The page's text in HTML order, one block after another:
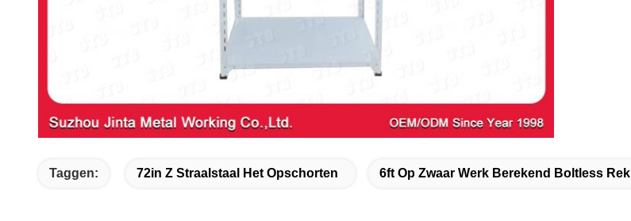
Taggen: 72in Z Straalstaal Het Opschorten 6ft Op Zwaar Werk Berekend Boltless Rek